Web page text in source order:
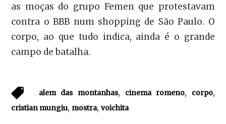
as moças do grupo Femen que protestavam
contra o BBB num shopping de São Paulo. O
corpo, ao que tudo indica, ainda é o grande
campo de batalha.
alem das montanhas, cinema romeno, corpo,
cristian mungiu, mostra,voichita